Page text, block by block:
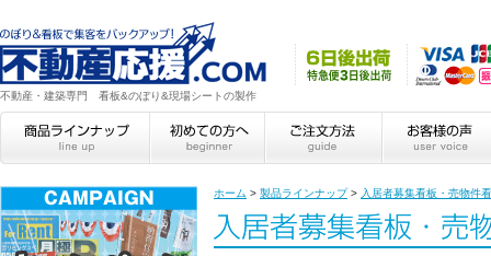
不動産・建築専門 看板&のぼり&現場シートの製作
ホーム > 製品ラインナップ> 入居者募集看板・売物件